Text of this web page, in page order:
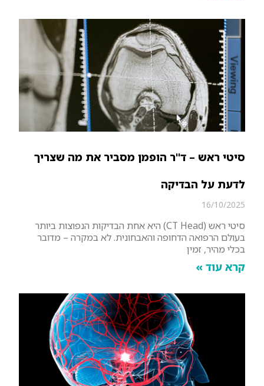
סיטי ראש – ד"ר הופמן מסביר את מה שצריך
לדעת על הבדיקה
16/10/2025
סיטי ראש (CT Head) היא אחת הבדיקות הנפוצות ביותר
בעולם הרפואה הדחופה והאבחונית. לא במקרה – מדובר
בכלי מהיר, זמין
קרא עוד »